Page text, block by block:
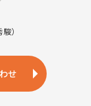
）
せ